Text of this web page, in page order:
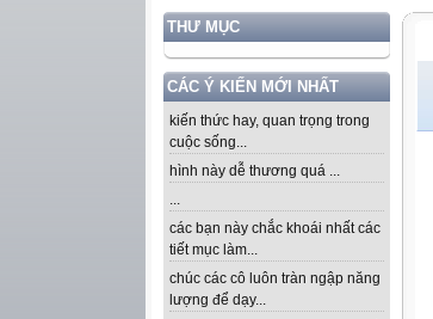
THƯ MỤC
CÁC Ý KIẾN MỚI NHẤT
kiến thức hay, quan trọng trong
cuộc sống...
hình này dễ thương quá ...
...
các bạn này chắc khoái nhất các
tiết mục làm...
chúc các cô luôn tràn ngập năng
lượng để dạy...